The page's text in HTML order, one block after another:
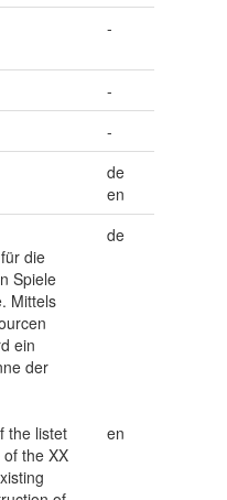
-
-
-
de
en
die
Spiele
Mittels
ein
der
de
the listet
the XX
en